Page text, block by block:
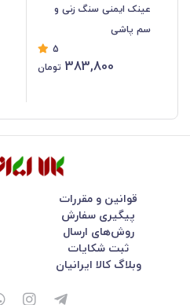
عینک ایمنی سنگ زنی و
سم پاشی
5
383,800 تومان
قوانین و مقررات
پیگیری سفارش
روش‌های ارسال
ثبت شکایات
وبلاگ کالا ایرانیان